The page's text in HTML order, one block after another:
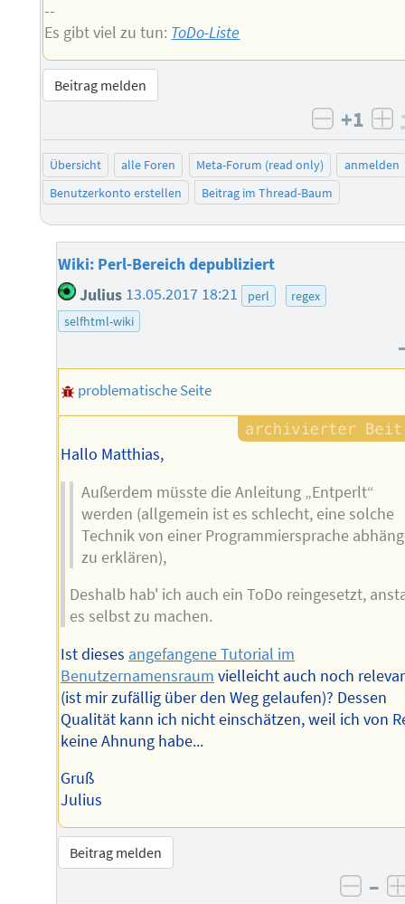
--
Es gibt viel zu tun: ToDo-Liste
Beitrag melden
negativ
+1
Übersicht alle Foren Meta-Forum (read only)
anmelden
Benutzerkonto erstellen
Beitrag im Thread-Baum
Wiki: Perl-Bereich depubliziert
Julius 13.05.2017 18:21 perl
regex
selfhtml-wiki
problematische Seite
Hallo Matthias,
Außerdem müsste die Anleitung „Entperlt“
werden (allgemein ist es schlecht, eine solche
Technik von einer Programmiersprache
zu erklären),
Deshalb hab' ich auch ein ToDo reingesetzt,
es selbst zu machen.
Ist dieses angefangene Tutorial im
Benutzernamensraum vielleicht auch noch
(ist mir zufällig über den Weg gelaufen)? Dessen
Qualität kann ich nicht einschätzen, weil ich von
keine Ahnung habe...
Gruß
Julius
Beitrag melden
–